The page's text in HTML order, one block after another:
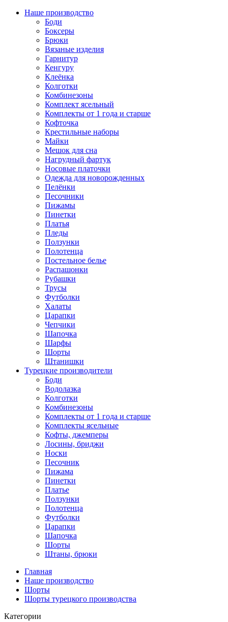
Наше производство
Боди
Боксеры
Брюки
Вязаные изделия
Гарнитур
Кенгуру
Клеёнка
Колготки
Комбинезоны
Комплект ясельный
Комплекты от 1 года и старше
Кофточка
Крестильные наборы
Майки
Мешок для сна
Нагрудный фартук
Носовые платочки
Одежда для новорожденных
Пелёнки
Песочники
Пижамы
Пинетки
Платья
Пледы
Ползунки
Полотенца
Постельное белье
Распашонки
Рубашки
Трусы
Футболки
Халаты
Царапки
Чепчики
Шапочка
Шарфы
Шорты
Штанишки
Турецкие производители
Боди
Водолазка
Колготки
Комбинезоны
Комплекты от 1 года и старше
Комплекты ясельные
Кофты, джемперы
Лосины, бриджи
Носки
Песочник
Пижама
Пинетки
Платье
Ползунки
Полотенца
Футболки
Царапки
Шапочка
Шорты
Штаны, брюки
Главная
Наше производство
Шорты
Шорты турецкого производства
Категории